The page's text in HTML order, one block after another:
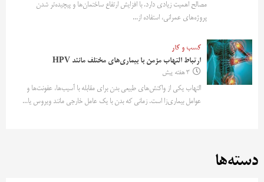
مصالح اهمیت زیادی دارد. با افزایش ارتفاع ساختمان‌ها و پیچیده‌تر شدن
پروژه‌های عمرانی، استفاده از...
کسب و کار
ارتباط التهاب مزمن با بیماری‌های مختلف مانند HPV
3 هفته پیش
التهاب یکی از واکنش‌های طبیعی بدن برای مقابله با آسیب‌ها، عفونت‌ها و
عوامل بیماری‌زا است. زمانی که بدن با یک عامل خارجی مانند ویروس یا...
دسته‌ها